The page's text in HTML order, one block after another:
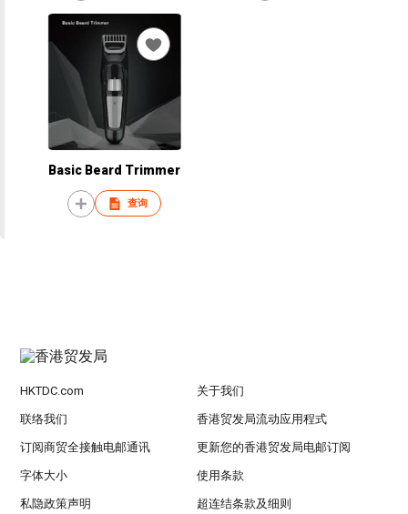
Basic Beard Trimmer
查询
HKTDC.com 关于我们
联络我们 香港贸发局流动应用程式
订阅商贸全接触电邮通讯 更新您的香港贸发局电邮订阅
字体大小 使用条款
私隐政策声明 超连结条款及细则